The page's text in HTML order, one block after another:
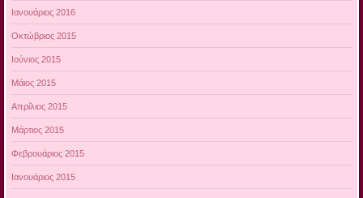
Ιανουάριος 2016
Οκτώβριος 2015
Ιούνιος 2015
Μάιος 2015
Απρίλιος 2015
Μάρτιος 2015
Φεβρουάριος 2015
Ιανουάριος 2015